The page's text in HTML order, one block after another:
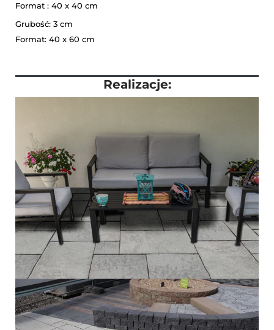
Format : 40 x 40 cm
Grubość: 3 cm
Format: 40 x 60 cm
Realizacje: